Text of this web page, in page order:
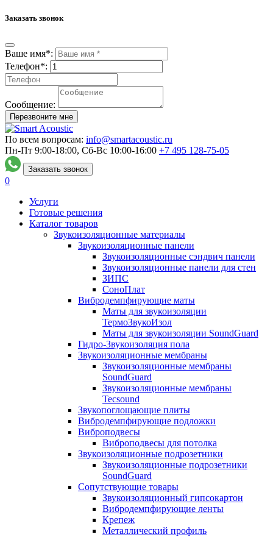
Заказать звонок
Ваше имя*:
Телефон*:
Сообщение:
Перезвоните мне
По всем вопросам: info@smartacoustic.ru
Пн-Пт 9:00-18:00, Сб-Вс 10:00-16:00 +7 495 128-75-05
Заказать звонок
0
Услуги
Готовые решения
Каталог товаров
Звукоизоляционные материалы
Звукоизоляционные панели
Звукоизоляционные сэндвич панели
Звукоизоляционные панели для стен
ЗИПС
СоноПлат
Вибродемпфирующие маты
Маты для звукоизоляции
ТермоЗвукоИзол
Маты для звукоизоляции SoundGuard
Гидро-Звукоизоляция пола
Звукоизоляционные мембраны
Звукоизоляционные мембраны
SoundGuard
Звукоизоляционные мембраны
Tecsound
Звукопоглощающие плиты
Вибродемпфирующие подложки
Виброподвесы
Виброподвесы для потолка
Звукоизоляционные подрозетники
Звукоизоляционные подрозетники
SoundGuard
Сопутствующие товары
Звукоизоляционный гипсокартон
Вибродемпфирующие ленты
Крепеж
Металлический профиль